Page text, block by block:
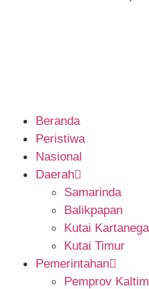
Beranda
Peristiwa
Nasional
Daerah
Samarinda
Balikpapan
Kutai
Kutai Timur
Pemerintahan
Pemprov Kaltim